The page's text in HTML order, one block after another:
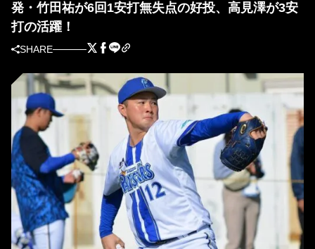
発・竹田祐が6回1安打無失点の好投、高見澤が3安
打の活躍！
SHARE